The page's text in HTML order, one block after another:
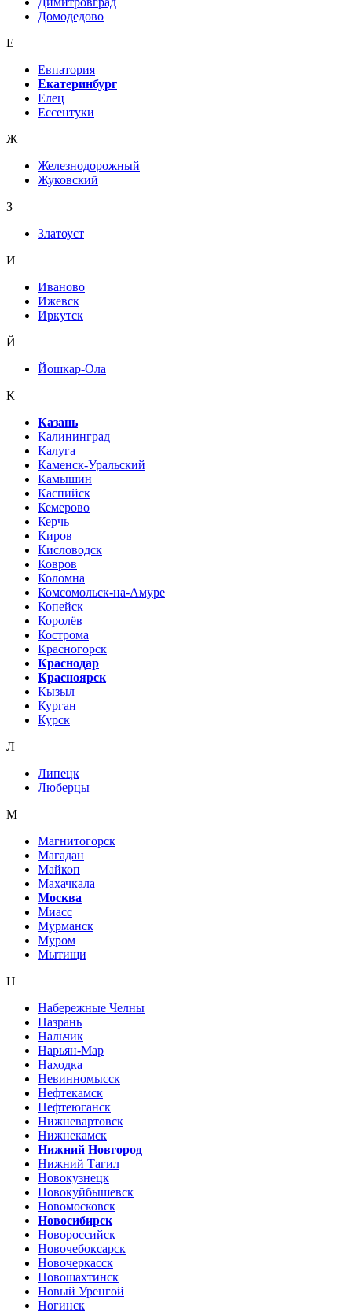
Домодедово
Е
Евпатория
Екатеринбург
Елец
Ессентуки
Ж
Железнодорожный
Жуковский
З
Златоуст
И
Иваново
Ижевск
Иркутск
Й
Йошкар-Ола
К
Казань
Калининград
Калуга
Каменск-Уральский
Камышин
Каспийск
Кемерово
Керчь
Киров
Кисловодск
Ковров
Коломна
Комсомольск-на-Амуре
Копейск
Королёв
Кострома
Красногорск
Краснодар
Красноярск
Кызыл
Курган
Курск
Л
Липецк
Люберцы
М
Магнитогорск
Магадан
Майкоп
Махачкала
Москва
Миасс
Мурманск
Муром
Мытищи
Н
Набережные Челны
Назрань
Нальчик
Нарьян-Мар
Находка
Невинномысск
Нефтекамск
Нефтеюганск
Нижневартовск
Нижнекамск
Нижний Новгород
Нижний Тагил
Новокузнецк
Новокуйбышевск
Новомосковск
Новосибирск
Новороссийск
Новочебоксарск
Новочеркасск
Новошахтинск
Новый Уренгой
Ногинск